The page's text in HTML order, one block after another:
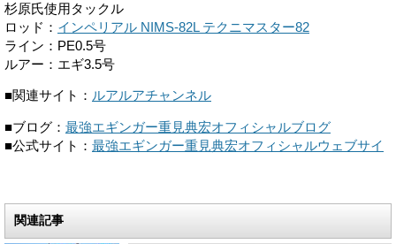
杉原氏使用タックル
ロッド： インペリアル NIMS-82L テクニマスター82
ライン：PE0.5号
ルアー：エギ3.5号
■関連サイト： ルアルアチャンネル
■ブログ： 最強エギンガー重見典宏オフィシャルブログ
■公式サイト： 最強エギンガー重見典宏オフィシャルウェブサイ
関連記事